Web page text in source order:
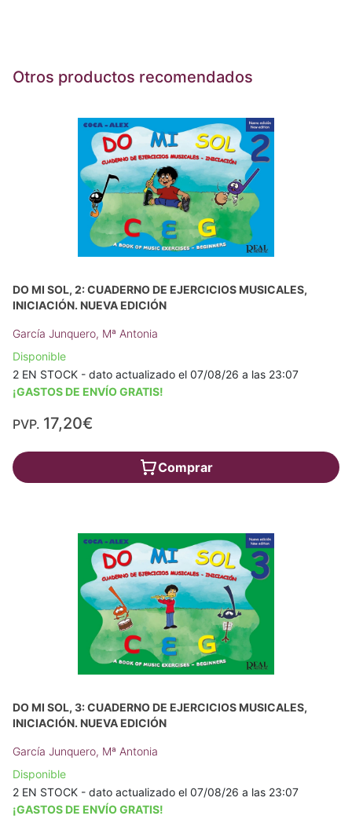
Otros productos recomendados
DO MI SOL, 2: CUADERNO DE EJERCICIOS MUSICALES,
INICIACIÓN. NUEVA EDICIÓN
García Junquero, Mª Antonia
Disponible
2 EN STOCK - dato actualizado el 07/08/26 a las 23:07
¡GASTOS DE ENVÍO GRATIS!
PVP. 17,20€
Comprar
DO MI SOL, 3: CUADERNO DE EJERCICIOS MUSICALES,
INICIACIÓN. NUEVA EDICIÓN
García Junquero, Mª Antonia
Disponible
2 EN STOCK - dato actualizado el 07/08/26 a las 23:07
¡GASTOS DE ENVÍO GRATIS!